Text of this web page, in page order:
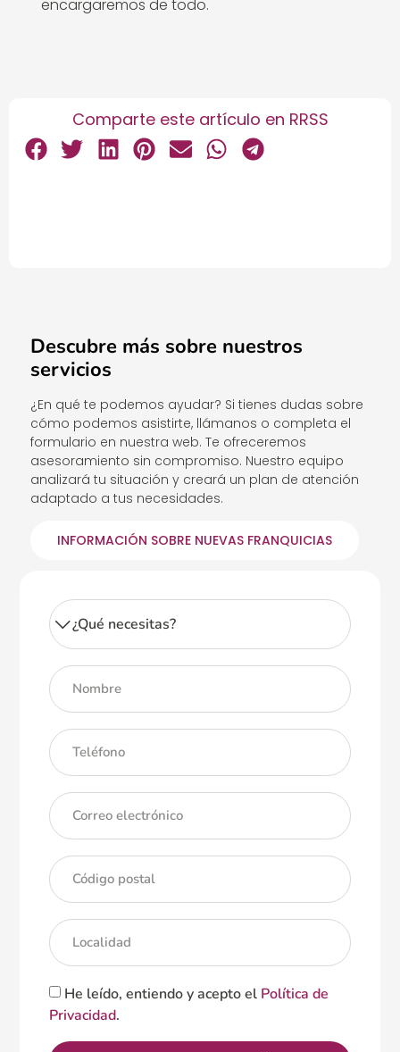
encargaremos de todo.
Comparte este artículo en RRSS
Descubre más sobre nuestros
servicios
¿En qué te podemos ayudar? Si tienes dudas sobre
cómo podemos asistirte, llámanos o completa el
formulario en nuestra web. Te ofreceremos
asesoramiento sin compromiso. Nuestro equipo
analizará tu situación y creará un plan de atención
adaptado a tus necesidades.
INFORMACIÓN SOBRE NUEVAS FRANQUICIAS
He leído, entiendo y acepto el Política de
Privacidad.